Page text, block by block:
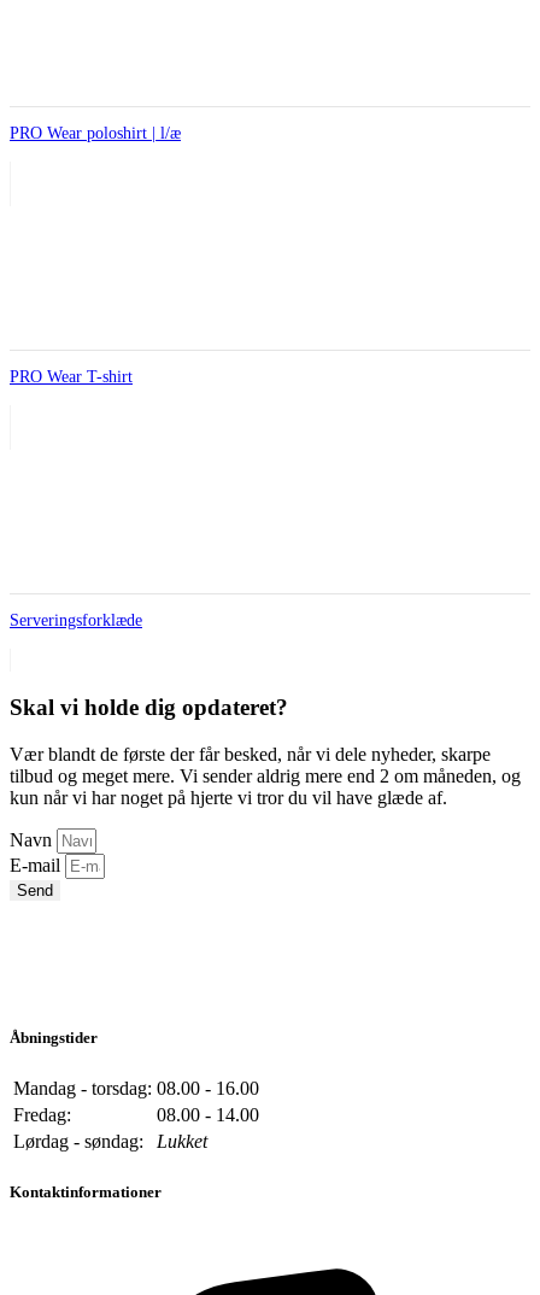
PRO Wear poloshirt | l/æ
PRO Wear T-shirt
Serveringsforklæde
Skal vi holde dig opdateret?
Vær blandt de første der får besked, når vi dele nyheder, skarpe
tilbud og meget mere. Vi sender aldrig mere end 2 om måneden, og
kun når vi har noget på hjerte vi tror du vil have glæde af.
Navn
E-mail
Send
Åbningstider
Mandag - torsdag: 08.00 - 16.00
Fredag:
08.00 - 14.00
Lørdag - søndag:
Lukket
Kontaktinformationer